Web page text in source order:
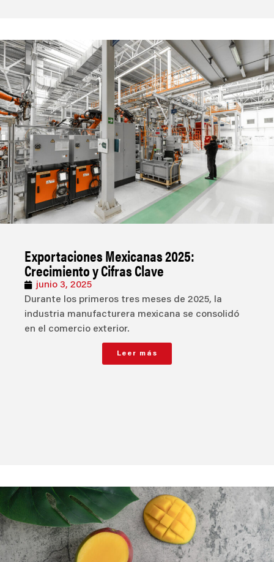
Exportaciones Mexicanas 2025:
Crecimiento y Cifras Clave
junio 3, 2025
Durante los primeros tres meses de 2025, la
industria manufacturera mexicana se consolidó
en el comercio exterior.
Leer más